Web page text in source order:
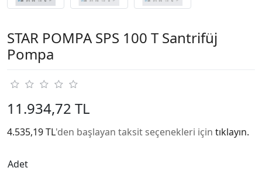
STAR POMPA SPS 100 T Santrifüj
Pompa
11.934,72 TL
4.535,19 TL'den başlayan taksit seçenekleri için tıklayın.
Adet